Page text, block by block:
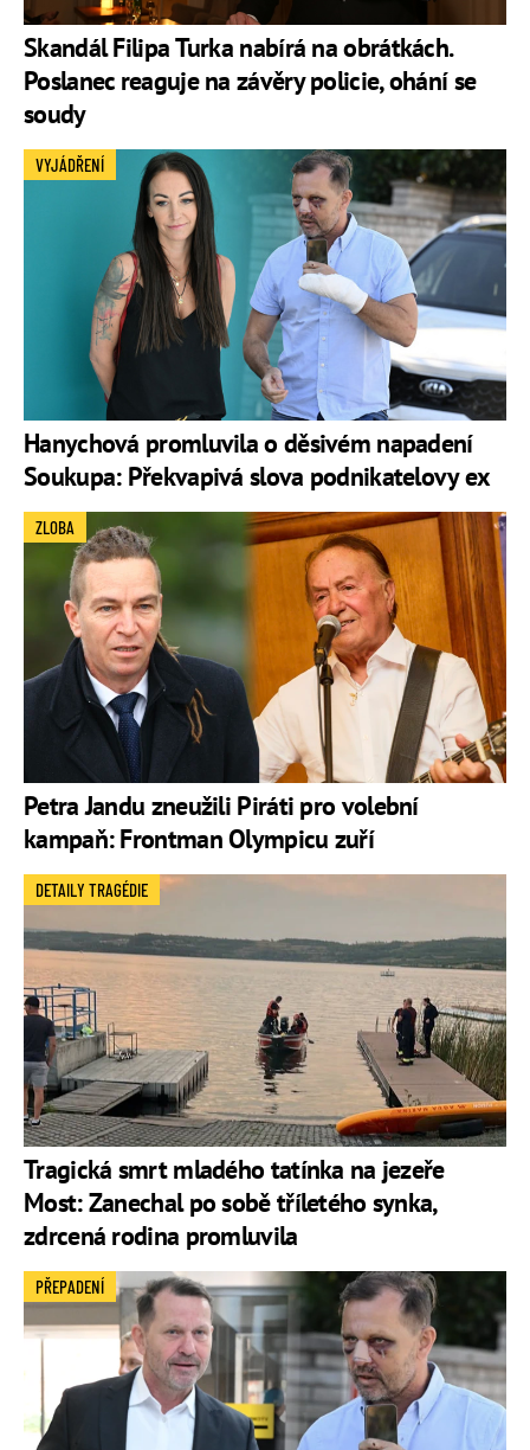
Skandál Filipa Turka nabírá na obrátkách.
Poslanec reaguje na závěry policie, ohání se
soudy
Hanychová promluvila o děsivém napadení
Soukupa: Překvapivá slova podnikatelovy ex
VYJÁDŘENÍ
Petra Jandu zneužili Piráti pro volební
kampaň: Frontman Olympicu zuří
ZLOBA
Tragická smrt mladého tatínka na jezeře
Most: Zanechal po sobě tříletého synka,
zdrcená rodina promluvila
DETAILY TRAGÉDIE
PŘEPADENÍ